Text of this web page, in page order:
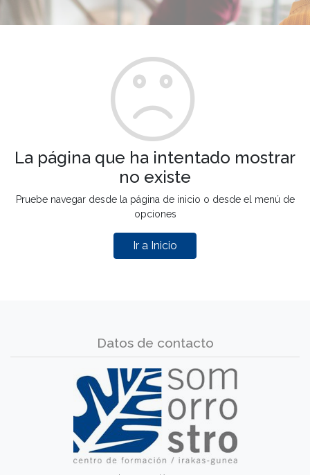
La página que ha intentado mostrar
no existe
Pruebe navegar desde la página de inicio o desde el menú de
opciones
Ir a Inicio
Datos de contacto